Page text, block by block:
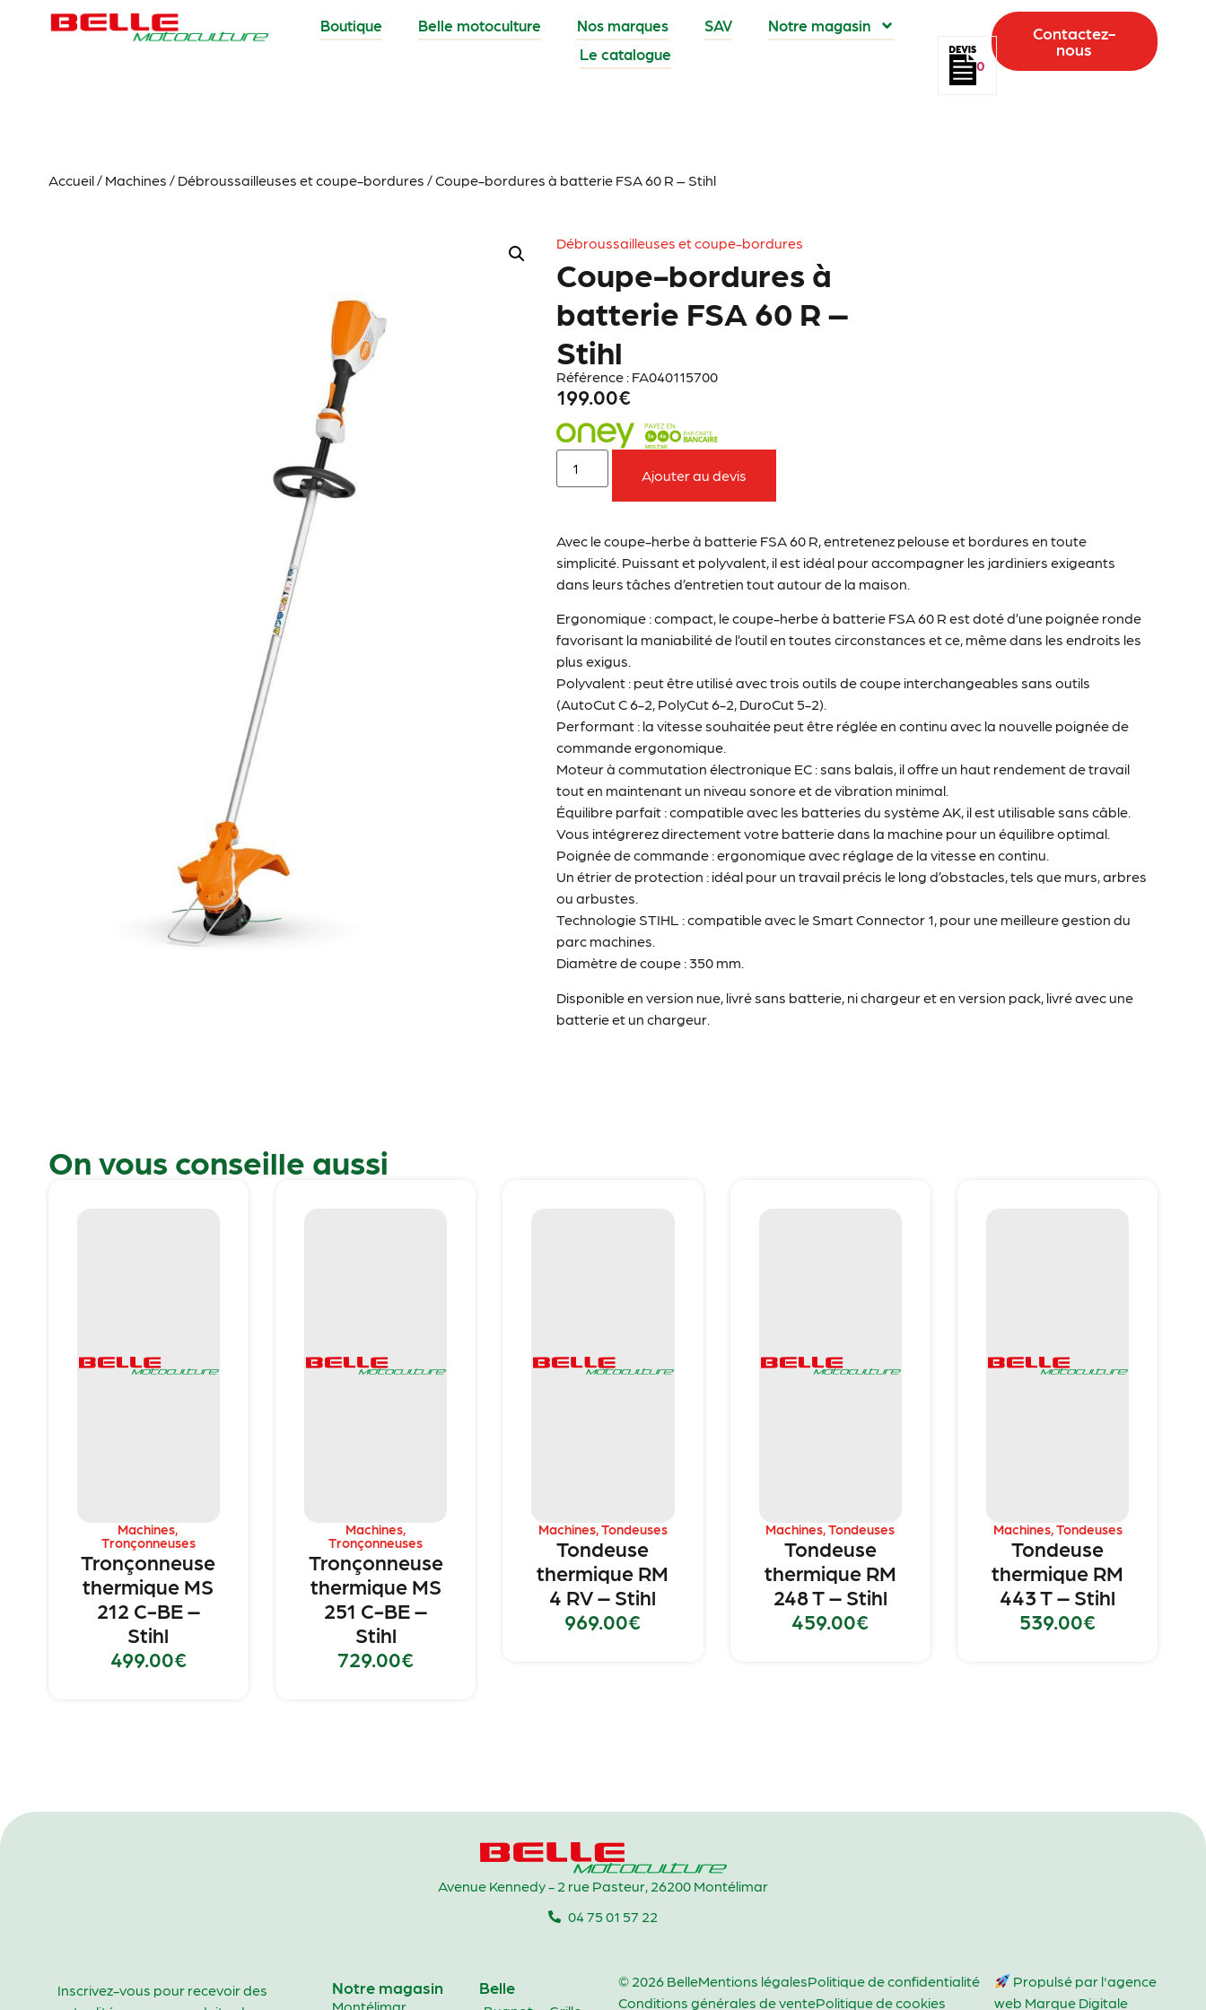
Boutique Belle motoculture Nos marques SAV
Notre magasin
Le catalogue
0
Contactez-
nous
Accueil/ Machines / Débroussailleuses et coupe-bordures / Coupe-bordures à batterie FSA 60 R – Stihl
Débroussailleuses et coupe-bordures
Coupe-bordures à
batterie FSA 60 R –
Stihl
Référence : FA040115700
199.00€
Ajouter au devis
Avec le coupe-herbe à batterie FSA 60 R, entretenez pelouse et bordures en toute
simplicité. Puissant et polyvalent, il est idéal pour accompagner les jardiniers exigeants
dans leurs tâches d’entretien tout autour de la maison.
Ergonomique : compact, le coupe-herbe à batterie FSA 60 R est doté d’une poignée ronde
favorisant la maniabilité de l’outil en toutes circonstances et ce, même dans les endroits les
plus exigus.
Polyvalent : peut être utilisé avec trois outils de coupe interchangeables sans outils
(AutoCut C 6-2, PolyCut 6-2, DuroCut 5-2).
Performant : la vitesse souhaitée peut être réglée en continu avec la nouvelle poignée de
commande ergonomique.
Moteur à commutation électronique EC : sans balais, il offre un haut rendement de travail
tout en maintenant un niveau sonore et de vibration minimal.
Équilibre parfait : compatible avec les batteries du système AK, il est utilisable sans câble.
Vous intégrerez directement votre batterie dans la machine pour un équilibre optimal.
Poignée de commande : ergonomique avec réglage de la vitesse en continu.
Un étrier de protection : idéal pour un travail précis le long d’obstacles, tels que murs, arbres
ou arbustes.
Technologie STIHL : compatible avec le Smart Connector 1, pour une meilleure gestion du
parc machines.
Diamètre de coupe : 350 mm.
Disponible en version nue, livré sans batterie, ni chargeur et en version pack, livré avec une
batterie et un chargeur.
On vous conseille aussi
Machines,
Tronçonneuses
Tronçonneuse
thermique MS
212 C-BE –
Stihl
499.00€
Machines,
Tronçonneuses
Tronçonneuse
thermique MS
251 C-BE –
Stihl
729.00€
Machines,Tondeuses
Tondeuse
thermique RM
4 RV – Stihl
969.00€
Machines,Tondeuses
Tondeuse
thermique RM
248 T – Stihl
459.00€
Machines,Tondeuses
Tondeuse
thermique RM
443 T – Stihl
539.00€
Avenue Kennedy - 2 rue Pasteur, 26200 Montélimar
04 75 01 57 22
Inscrivez-vous pour recevoir des
Notre magasin
Montélimar
Belle © 2026 BelleMentions légalesPolitique de confidentialité
Conditions générales de ventePolitique de cookies
Propulsé par l'agence
web Marque Digitale